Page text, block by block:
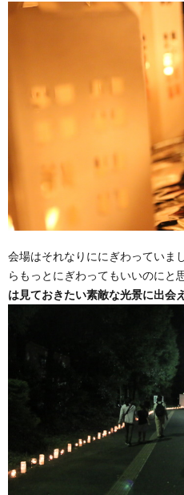
会場はそれなりににぎわっていま
らもっとにぎわってもいいのにと
は見ておきたい素敵な光景に出会